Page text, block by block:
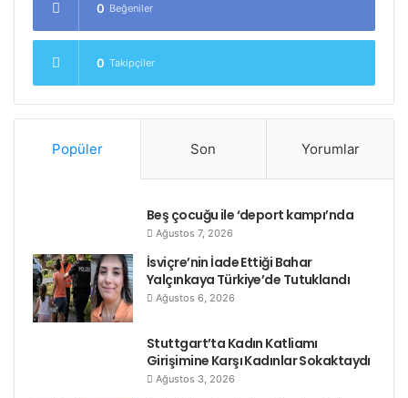
0 Beğeniler
0 Takipçiler
Popüler Son Yorumlar
Beş çocuğu ile ‘deport kampı’nda
Ağustos 7, 2026
İsviçre’nin İade Ettiği Bahar
Yalçınkaya Türkiye’de Tutuklandı
Ağustos 6, 2026
Stuttgart’ta Kadın Katliamı
Girişimine Karşı Kadınlar Sokaktaydı
Ağustos 3, 2026